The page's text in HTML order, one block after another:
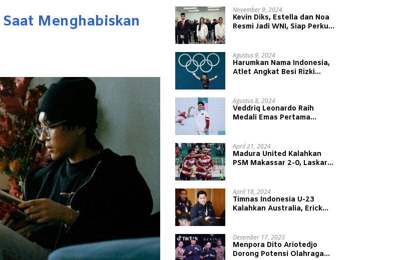
Menghabiskan
November 9, 2024
Kevin Diks, Estella dan Noa
Resmi Jadi WNI, Siap Perkuat
Agustus 9, 2024
Harumkan Nama Indonesia,
Atlet Angkat Besi Rizki
Agustus 8, 2024
Veddriq Leonardo Raih
Medali Emas Pertama
April 21, 2024
Madura United Kalahkan
PSM Makassar 2-0, Laskar
April 18, 2024
Timnas Indonesia U-23
Kalahkan Australia, Erick
Desember 17, 2023
Menpora Dito Ariotedjo
Dorong Potensi Olahraga